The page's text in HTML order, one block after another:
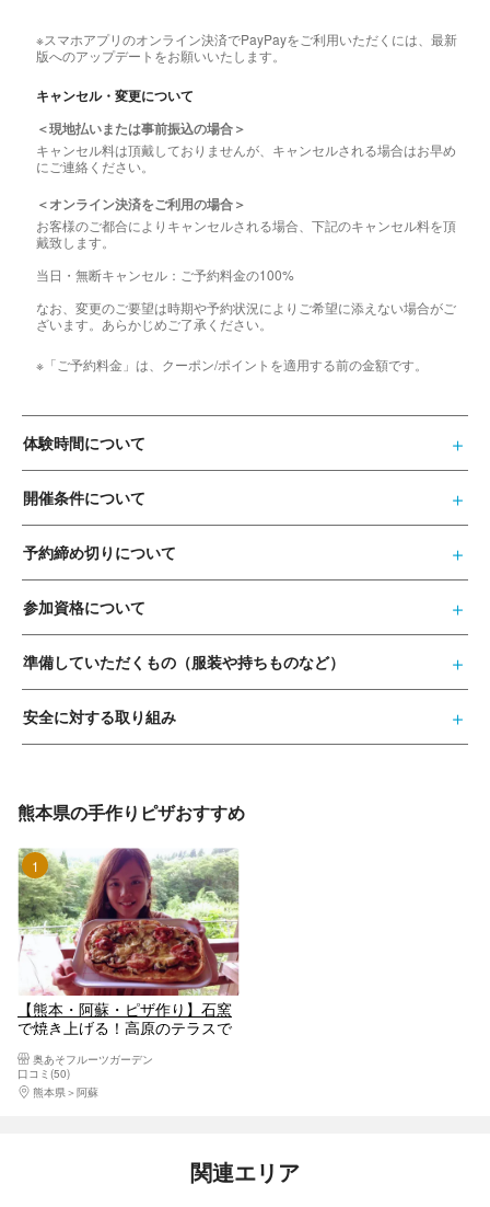
※スマホアプリのオンライン決済でPayPayをご利用いただくには、最新
版へのアップデートをお願いいたします。
キャンセル・変更について
＜現地払いまたは事前振込の場合＞
キャンセル料は頂戴しておりませんが、キャンセルされる場合はお早め
にご連絡ください。
＜オンライン決済をご利用の場合＞
お客様のご都合によりキャンセルされる場合、下記のキャンセル料を頂
戴致します。
当日・無断キャンセル：ご予約料金の100%
なお、変更のご要望は時期や予約状況によりご希望に添えない場合がご
ざいます。あらかじめご了承ください。
※「ご予約料金」は、クーポン/ポイントを適用する前の金額です。
体験時間について
開催条件について
予約締め切りについて
参加資格について
準備していただくもの（服装や持ちものなど）
安全に対する取り組み
熊本県の手作りピザおすすめ
1位
【熊本・阿蘇・ピザ作り】石窯
で焼き上げる！高原のテラスで
奥あそフルーツガーデン
口コミ(50)
熊本県
阿蘇
関連エリア